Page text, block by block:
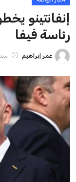
ايوا مصر
الاخبار الشائعة